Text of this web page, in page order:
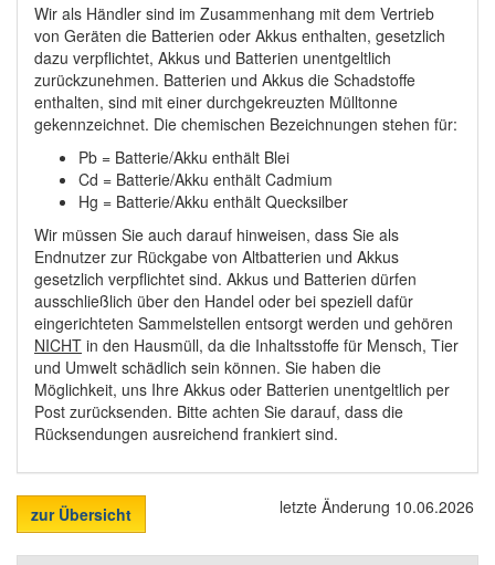
Wir als Händler sind im Zusammenhang mit dem Vertrieb
von Geräten die Batterien oder Akkus enthalten, gesetzlich
dazu verpflichtet, Akkus und Batterien unentgeltlich
zurückzunehmen. Batterien und Akkus die Schadstoffe
enthalten, sind mit einer durchgekreuzten Mülltonne
gekennzeichnet. Die chemischen Bezeichnungen stehen für:
Pb = Batterie/Akku enthält Blei
Cd = Batterie/Akku enthält Cadmium
Hg = Batterie/Akku enthält Quecksilber
Wir müssen Sie auch darauf hinweisen, dass Sie als
Endnutzer zur Rückgabe von Altbatterien und Akkus
gesetzlich verpflichtet sind. Akkus und Batterien dürfen
ausschließlich über den Handel oder bei speziell dafür
eingerichteten Sammelstellen entsorgt werden und gehören
NICHT in den Hausmüll, da die Inhaltsstoffe für Mensch, Tier
und Umwelt schädlich sein können. Sie haben die
Möglichkeit, uns Ihre Akkus oder Batterien unentgeltlich per
Post zurücksenden. Bitte achten Sie darauf, dass die
Rücksendungen ausreichend frankiert sind.
zur Übersicht letzte Änderung 10.06.2026